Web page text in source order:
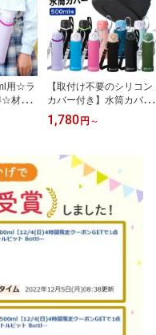
用☆ラ
☆材料
ット B
筒 カ
プ 50
(沖縄
無料)
【取付け不要のシリコン
カバー付き】水筒カバー
底 補強 全国送料無料 Bot
tlePit 底抜け対策 500ml
ルダーストラップ 水筒ホ
ルダー こども 女の子 男
の子 水筒用 ケースのみ
1,780 円 ～